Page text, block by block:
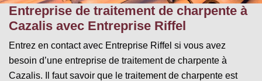
Entreprise de traitement de charpente à
Cazalis avec Entreprise Riffel
Entrez en contact avec Entreprise Riffel si vous avez
besoin d’une entreprise de traitement de charpente à
Cazalis. Il faut savoir que le traitement de charpente est